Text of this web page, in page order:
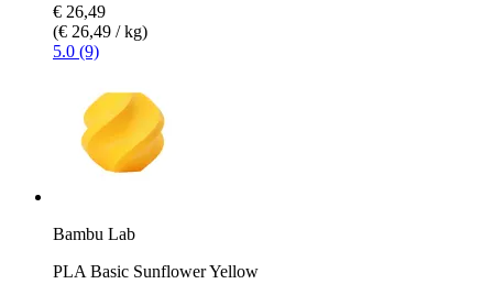
€ 26,49
(€ 26,49 / kg)
5.0 (9)
Bambu Lab
PLA Basic Sunflower Yellow